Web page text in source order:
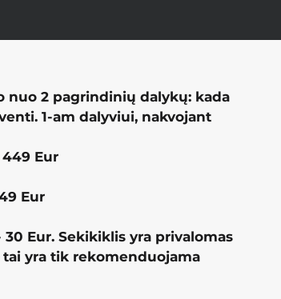
nuo 2 pagrindinių dalykų: kada
1-am dalyviui, nakvojant
Eur
Eur
Eur. Sekikiklis yra privalomas
yra tik rekomenduojama